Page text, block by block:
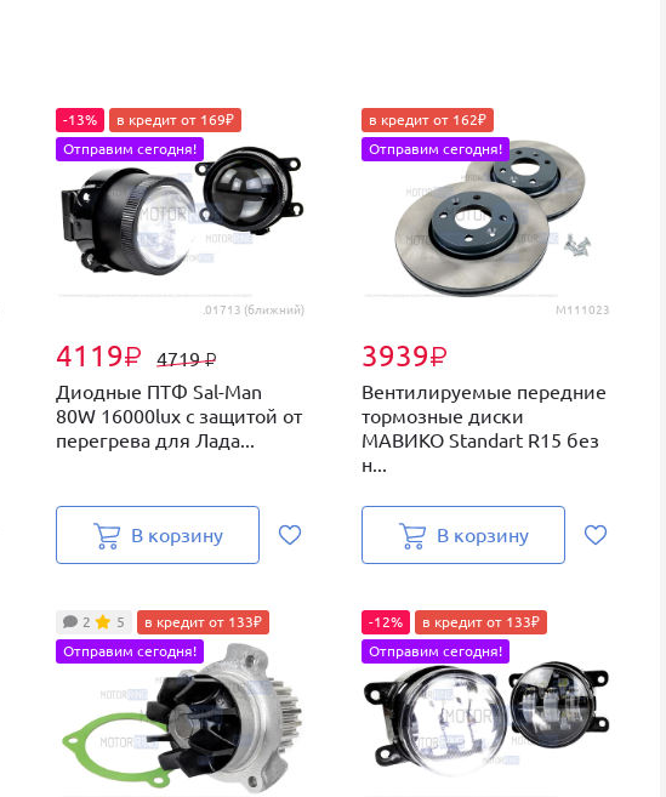
.01713 (ближний)
4119₽ 4719₽
-13%
в кредит от 169₽
Отправим сегодня!
Диодные ПТФ Sal-Man
80W 16000lux с защитой от
перегрева для Лада...
В корзину
M111023
3939₽
в кредит от 162₽
Отправим сегодня!
Вентилируемые передние
тормозные диски
МАВИКО Standart R15 без
н...
В корзину
2 5
в кредит от 133₽
Отправим сегодня!
-12%
в кредит от 133₽
Отправим сегодня!